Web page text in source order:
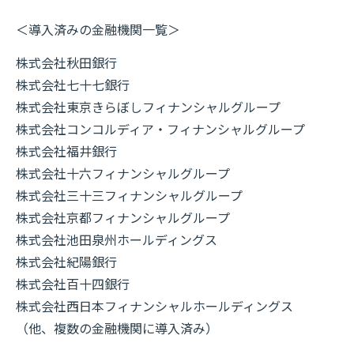
＜導入済みの金融機関一覧＞
株式会社秋田銀行
株式会社七十七銀行
株式会社東京きらぼしフィナンシャルグループ
株式会社コンコルディア・フィナンシャルグループ
株式会社福井銀行
株式会社十六フィナンシャルグループ
株式会社三十三フィナンシャルグループ
株式会社京都フィナンシャルグループ
株式会社池田泉州ホールディングス
株式会社紀陽銀行
株式会社百十四銀行
株式会社西日本フィナンシャルホールディングス
（他、複数の金融機関に導入済み）